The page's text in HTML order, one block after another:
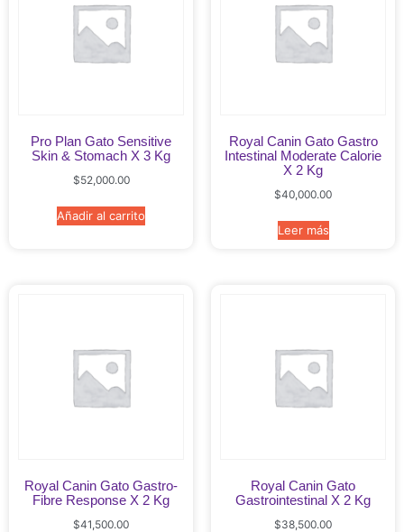
Pro Plan Gato Sensitive
Skin & Stomach X 3 Kg
$52,000.00
Añadir al carrito
Royal Canin Gato Gastro
Intestinal Moderate Calorie
X 2 Kg
$40,000.00
Leer más
Royal Canin Gato Gastro-
Fibre Response X 2 Kg
$41,500.00
Royal Canin Gato
Gastrointestinal X 2 Kg
$38,500.00